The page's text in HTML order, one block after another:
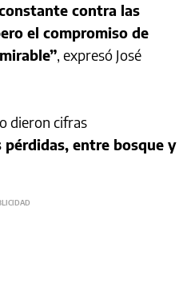
contra las
el compromiso de
, expresó José
dieron cifras
pérdidas, entre bosque y